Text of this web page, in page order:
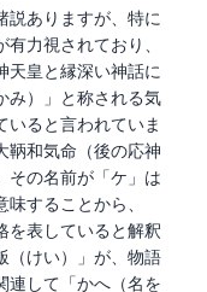
説ありますが、特に
力視されており、
天皇と縁深い神話に
み）」と称される気
いると言われていま
鞆和気命（後の応神
その名前が「ケ」は
味することから、
を表していると解釈
（けい）」が、物語
連して「かへ（名を